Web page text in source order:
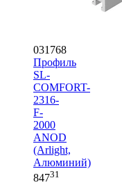
031768
Профиль
SL-
COMFORT-
2316-
F-
2000
ANOD
(Arlight,
Алюминий)
84731